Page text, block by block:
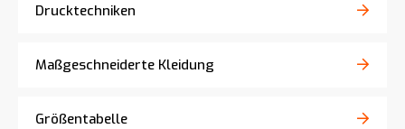
Drucktechniken
Maßgeschneiderte Kleidung
Größentabelle